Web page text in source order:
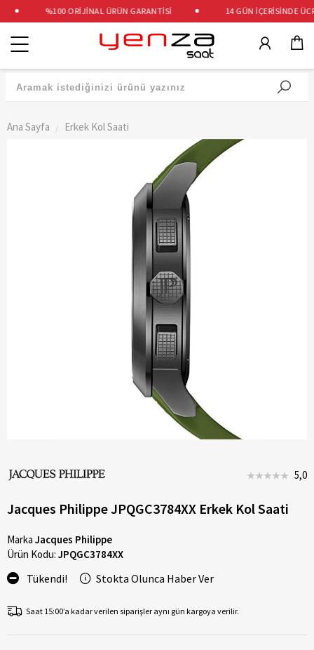
%100 ORİJİNAL ÜRÜN GARANTİSİ 14 GÜN İÇERİSİNDE
Kategoriler
Ana Sayfa Erkek Kol Saati
5,0
Jacques Philippe JPQGC3784XX Erkek Kol Saati
Marka Jacques Philippe
Ürün Kodu: JPQGC3784XX
Tükendi! Stokta Olunca Haber Ver
Saat 15:00’a kadar verilen siparişler aynı gün kargoya verilir.